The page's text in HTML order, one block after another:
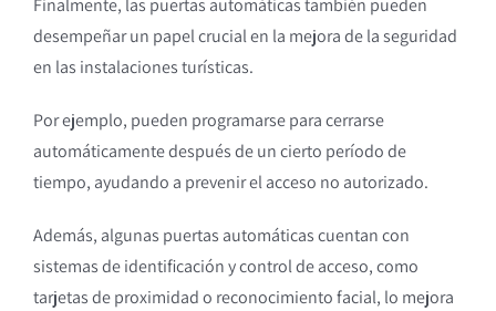
Finalmente, las puertas automáticas también pueden
desempeñar un papel crucial en la mejora de la seguridad
en las instalaciones turísticas.
Por ejemplo, pueden programarse para cerrarse
automáticamente después de un cierto período de
tiempo, ayudando a prevenir el acceso no autorizado.
Además, algunas puertas automáticas cuentan con
sistemas de identificación y control de acceso, como
tarjetas de proximidad o reconocimiento facial, lo mejora